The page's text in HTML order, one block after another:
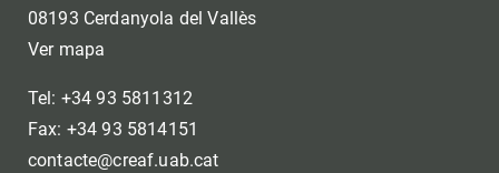
08193 Cerdanyola del Vallès
Ver mapa
Tel: +34 93 5811312
Fax: +34 93 5814151
contacte@creaf.uab.cat